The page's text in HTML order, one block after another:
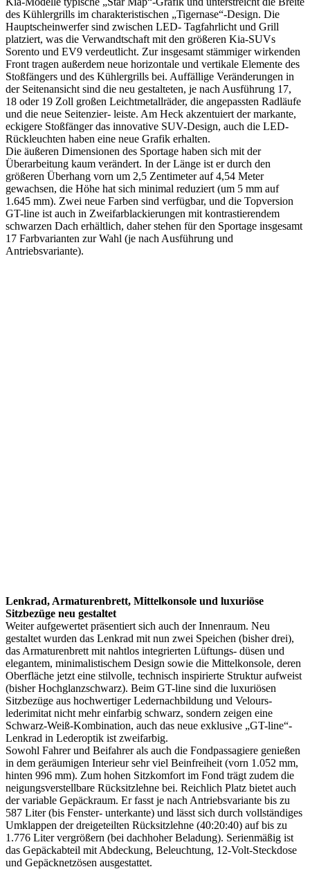
des Kühlergrills im charakteristischen „Tigernase“-Design. Die
Hauptscheinwerfer sind zwischen LED- Tagfahrlicht und Grill
platziert, was die Verwandtschaft mit den größeren Kia-SUVs
Sorento und EV9 verdeutlicht. Zur insgesamt stämmiger wirkenden
Front tragen außerdem neue horizontale und vertikale Elemente des
Stoßfängers und des Kühlergrills bei. Auffällige Veränderungen in
der Seitenansicht sind die neu gestalteten, je nach Ausführung 17,
18 oder 19 Zoll großen Leichtmetallräder, die angepassten Radläufe
und die neue Seitenzier- leiste. Am Heck akzentuiert der markante,
eckigere Stoßfänger das innovative SUV-Design, auch die LED-
Rückleuchten haben eine neue Grafik erhalten.
Die äußeren Dimensionen des Sportage haben sich mit der
Überarbeitung kaum verändert. In der Länge ist er durch den
größeren Überhang vorn um 2,5 Zentimeter auf 4,54 Meter
gewachsen, die Höhe hat sich minimal reduziert (um 5 mm auf
1.645 mm). Zwei neue Farben sind verfügbar, und die Topversion
GT-line ist auch in Zweifarblackierungen mit kontrastierendem
schwarzen Dach erhältlich, daher stehen für den Sportage insgesamt
17 Farbvarianten zur Wahl (je nach Ausführung und
Antriebsvariante).
Lenkrad, Armaturenbrett, Mittelkonsole und luxuriöse
Sitzbezüge neu gestaltet
Weiter aufgewertet präsentiert sich auch der Innenraum. Neu
gestaltet wurden das Lenkrad mit nun zwei Speichen (bisher drei),
das Armaturenbrett mit nahtlos integrierten Lüftungs- düsen und
elegantem, minimalistischem Design sowie die Mittelkonsole, deren
Oberfläche jetzt eine stilvolle, technisch inspirierte Struktur aufweist
(bisher Hochglanzschwarz). Beim GT-line sind die luxuriösen
Sitzbezüge aus hochwertiger Ledernachbildung und Velours-
lederimitat nicht mehr einfarbig schwarz, sondern zeigen eine
Schwarz-Weiß-Kombination, auch das neue exklusive „GT-line“-
Lenkrad in Lederoptik ist zweifarbig.
Sowohl Fahrer und Beifahrer als auch die Fondpassagiere genießen
in dem geräumigen Interieur sehr viel Beinfreiheit (vorn 1.052 mm,
hinten 996 mm). Zum hohen Sitzkomfort im Fond trägt zudem die
neigungsverstellbare Rücksitzlehne bei. Reichlich Platz bietet auch
der variable Gepäckraum. Er fasst je nach Antriebsvariante bis zu
587 Liter (bis Fenster- unterkante) und lässt sich durch vollständiges
Umklappen der dreigeteilten Rücksitzlehne (40:20:40) auf bis zu
1.776 Liter vergrößern (bei dachhoher Beladung). Serienmäßig ist
das Gepäckabteil mit Abdeckung, Beleuchtung, 12-Volt-Steckdose
und Gepäcknetzösen ausgestattet.